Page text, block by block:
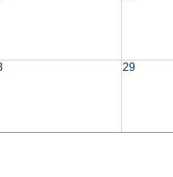
29